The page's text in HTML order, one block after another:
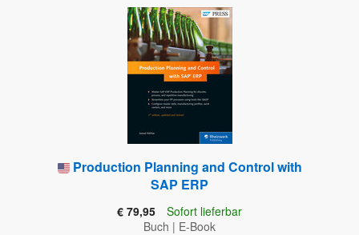
Production Planning and Control with
SAP ERP
€ 79,95
Sofort lieferbar
Buch | E-Book